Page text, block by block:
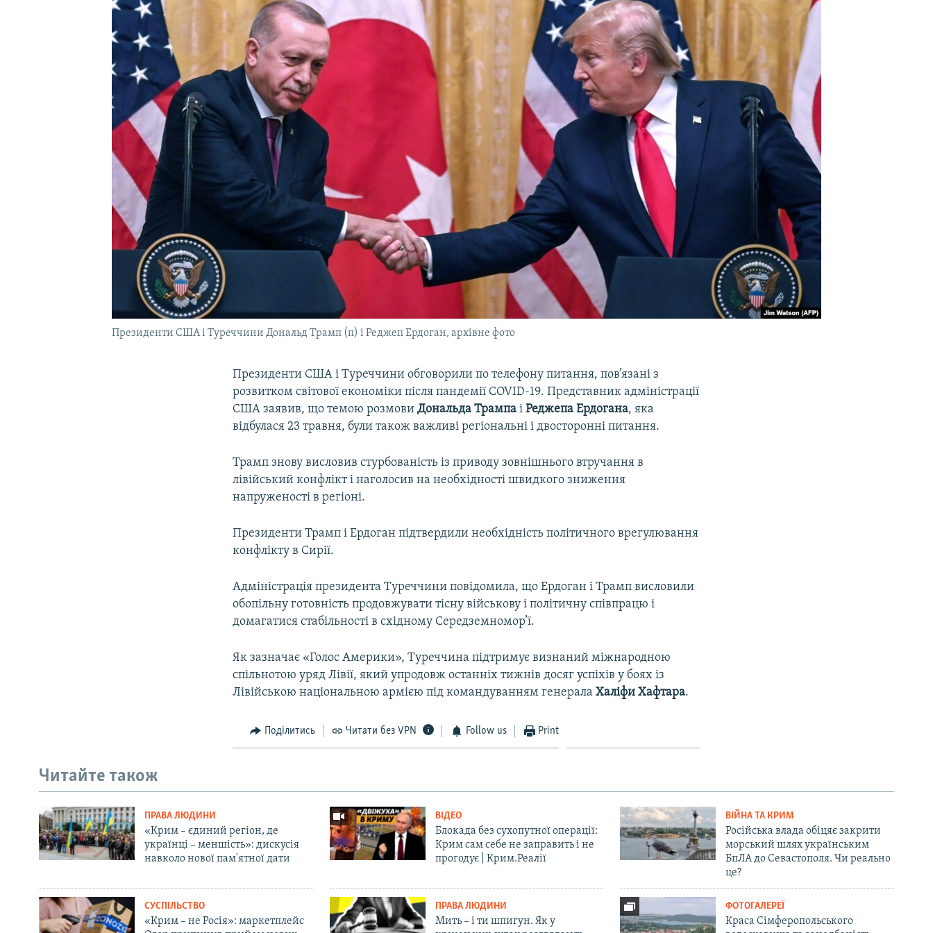
УКРАЇНСЬКА ПРОБЛЕМА КРИМУ
Президенти США і Туреччини Дональд Трамп (п) і Реджеп Ердоган, архівне фото
Президенти США і Туреччини обговорили по телефону питання, пов’язані з
розвитком світової економіки після пандемії COVID-19. Представник адміністрації
США заявив, що темою розмовиДональда ТрампаіРеджепа Ердогана, яка
відбулася 23 травня, були також важливі регіональні і двосторонні питання.
Трамп знову висловив стурбованість із приводу зовнішнього втручання в
лівійський конфлікт і наголосив на необхідності швидкого зниження
напруженості в регіоні.
Президенти Трамп і Ердоган підтвердили необхідність політичного врегулювання
конфлікту в Сирії.
Адміністрація президента Туреччини повідомила, що Ердоган і Трамп висловили
обопільну готовність продовжувати тісну військову і політичну співпрацю і
домагатися стабільності в східному Середземномор’ї.
Як зазначає «Голос Америки», Туреччина підтримує визнаний міжнародною
спільнотою уряд Лівії, який упродовж останніх тижнів досяг успіхів у боях із
Лівійською національною армією під командуванням генералаХаліфи Хафтара.
Поділитись Читати без VPN Follow us Print
Читайте також
ПРАВА ЛЮДИНИ
«Крим – єдиний регіон, де
українці – меншість»: дискусія
навколо нової пам'ятної дати
ВІДЕО
Блокада без сухопутної операції:
Крим сам себе не заправить і не
прогодує | Крим.Реалії
ВІЙНА ТА КРИМ
Російська влада обіцяє закрити
морський шлях українським
БпЛА до Севастополя. Чи реально
це?
СУСПІЛЬСТВО
«Крим – не Росія»: маркетплейс
ПРАВА ЛЮДИНИ
Мить – і ти шпигун. Як у
ФОТОГАЛЕРЕЇ
Краса Сімферопольського